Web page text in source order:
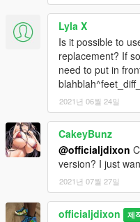
Lyla X
Is it possible to
replacement? If
need to put in
2021년 06월 24일
CakeyBunz
@officialjdixon
version? I just
2021년 07월 27일
officialjdixon 제